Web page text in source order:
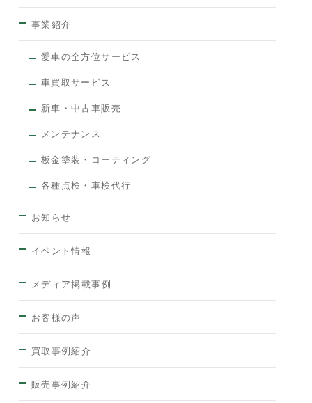
事業紹介
愛車の全方位サービス
車買取サービス
新車・中古車販売
メンテナンス
板金塗装・コーティング
各種点検・車検代行
お知らせ
イベント情報
メディア掲載事例
お客様の声
買取事例紹介
販売事例紹介